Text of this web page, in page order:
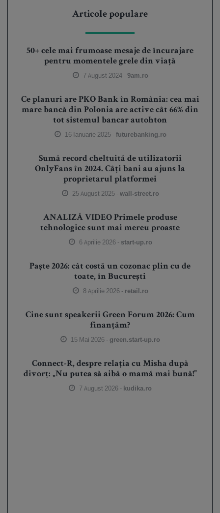
Articole populare
50+ cele mai frumoase mesaje de încurajare
pentru momentele grele din viață
7 August 2024 -9am.ro
Ce planuri are PKO Bank în România: cea mai
mare bancă din Polonia are active cât 66% din
tot sistemul bancar autohton
16 Ianuarie 2025 -futurebanking.ro
Sumă record cheltuită de utilizatorii
OnlyFans în 2024. Câți bani au ajuns la
proprietarul platformei
25 August 2025 -wall-street.ro
ANALIZĂ VIDEO Primele produse
tehnologice sunt mai mereu proaste
6 Aprilie 2026 - start-up.ro
Paște 2026: cât costă un cozonac plin cu de
toate, în București
8 Aprilie 2026 - retail.ro
Cine sunt speakerii Green Forum 2026: Cum
finanțăm?
15 Mai 2026 - green.start-up.ro
Connect-R, despre relația cu Misha după
divorț: „Nu putea să aibă o mamă mai bună!”
7 August 2026 - kudika.ro